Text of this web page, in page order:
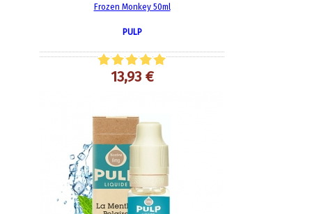
Frozen Monkey 50ml
PULP
13,93 €